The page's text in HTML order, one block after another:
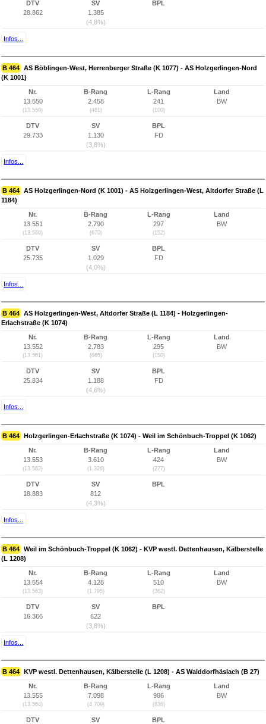
DTV
28.862
SV
1.385
(4,8%)
BPL
Infos...
B 464 AS Böblingen-West, Herrenberger Straße (K 1077) - AS Holzgerlingen-Nord
(K 1001)
Nr.
13.550
(13.559)
B-Rang
2.458
(461)
L-Rang
241
(100)
Land
BW
DTV
29.733
SV
1.130
(3,8%)
BPL
FD
Infos...
B 464 AS Holzgerlingen-Nord (K 1001) - AS Holzgerlingen-West, Altdorfer Straße (L
1184)
Nr.
13.551
(13.560)
B-Rang
2.790
(670)
L-Rang
297
(152)
Land
BW
DTV
25.735
SV
1.029
(4,0%)
BPL
FD
Infos...
B 464 AS Holzgerlingen-West, Altdorfer Straße (L 1184) - Holzgerlingen-
Erlachstraße (K 1074)
Nr.
13.552
(13.561)
B-Rang
2.783
(665)
L-Rang
295
(150)
Land
BW
DTV
25.834
SV
1.188
(4,6%)
BPL
FD
Infos...
B 464 Holzgerlingen-Erlachstraße (K 1074) - Weil im Schönbuch-Troppel (K 1062)
Nr.
13.553
(13.562)
B-Rang
3.610
(1.326)
L-Rang
424
(277)
Land
BW
DTV
18.883
SV
812
(4,3%)
BPL
Infos...
B 464 Weil im Schönbuch-Troppel (K 1062) - KVP westl. Dettenhausen, Kälberstelle
(L 1208)
Nr.
13.554
(13.563)
B-Rang
4.128
(1.795)
L-Rang
510
(362)
Land
BW
DTV
16.366
SV
622
(3,8%)
BPL
Infos...
B 464 KVP westl. Dettenhausen, Kälberstelle (L 1208) - AS Walddorfhäslach (B 27)
Nr.
13.555
(13.564)
B-Rang
7.098
(4.709)
L-Rang
986
(836)
Land
BW
DTV
SV
BPL